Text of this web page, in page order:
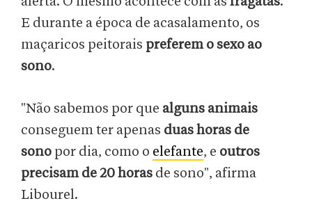
E durante a época de acasalamento, os
maçaricos peitorais preferem o sexo ao
sono.
"Não sabemos por que alguns animais
conseguem ter apenas duas horas de
sono por dia, como o elefante, e outros
precisam de 20 horas de sono", afirma
Libourel.